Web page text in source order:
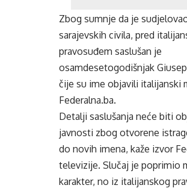
Zbog sumnje da je
sarajevskih civila, pred
pravosuđem saslušan je
osamdesetogodišnjak
čije su ime objavili italijanski
Federalna.ba.
Detalji saslušanja neće biti
javnosti zbog otvorene
do novih imena, kaže izvor
televizije. Slučaj je poprimio
karakter, no iz italijanskog